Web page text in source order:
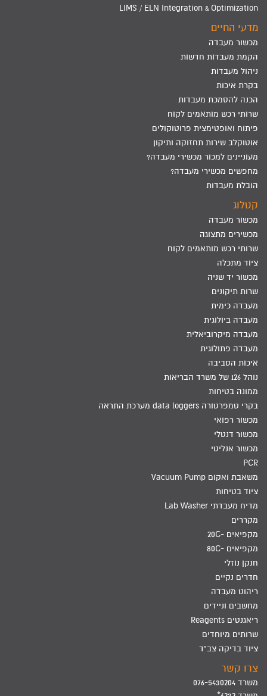
LIMS / ELN Integration & Optimization
מדעי החיים
מכשור מעבדה
הקמת מעבדות חדשות
ניהול מעבדות
בקרת איכות
הכנה להסמכת מעבדות
שרותי רכש מותאמים לקוח
פיתוח ואופטימצית פרוטוקולים
אוטוקלב שירות תחזוקה ותיקון
מעוניינים למכור מכשירי מעבדה?
מחפשים מכשירי מעבדה?
הובלת מעבדות
קטלוג
מכשור מעבדה
מכשירים מתצוגה
שרותי רכש מותאמים לקוח
ציוד מתכלה
מכשור יד שניה
שרות תיקונים
מעבדה כימית
מעבדה ביולוגית
מעבדה מיקרוביאלית
מעבדה פתולוגית
איכות הסביבה
נוהל 126 של משרד הבריאות
ממונה בטיחות
בקרי טמפרטורה data loggers מערכת התראה
מכשור רפואי
מכשור דנטלי
מכשור אנליטי
PCR
משאבת ואקום Vacuum Pump
ציוד בטיחות
מדיח מעבדתי Lab Washer
מקררים
מקפיאים -20C
מקפיאים -80C
חנקן נוזלי
חדרים נקיים
ריהוט מעבדה
מחשבים וניידים
ריאגנטים Reagents
שרותים מיוחדים
ציוד בדיקה צב"ד
צרו קשר
משרד 076-5430204